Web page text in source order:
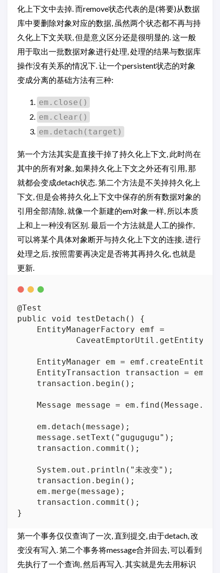
化上下文中去掉. 而remove状态代表的是(将要)从数据
库中要删除对象对应的数据, 虽然两个状态都不再与持
久化上下文关联, 但是意义区分还是很明显的. 这一般
用于取出一批数据对象进行处理, 处理的结果与数据库
操作没有关系的情况下. 让一个persistent状态的对象
变成分离的基础方法有三种:
em.close()
em.clear()
em.detach(target)
第一个方法其实是直接干掉了持久化上下文, 此时尚在
其中的所有对象, 如果持久化上下文之外还有引用, 那
就都会变成detach状态. 第二个方法是不关掉持久化上
下文, 但是会将持久化上下文中保存的所有数据对象的
引用全部清除, 就像一个新建的em对象一样, 所以本质
上和上一种没有区别. 最后一个方法就是人工的操作,
可以将某个具体对象断开与持久化上下文的连接, 进行
处理之后, 按照需要再决定是否将其再持久化, 也就是
更新.
@Test
public void testDetach() {
    EntityManagerFactory emf =
EntityManager em =
EntityTransaction transaction =
    transaction.begin();
Message message =
    em.detach(message);
    message.setText("gugugugu");
    transaction.commit();
    System.out.println("未改变");
    transaction.begin();
    em.merge(message);
    transaction.commit();
第一个事务仅仅查询了一次, 直到提交, 由于detach, 改
变没有写入. 第二个事务将message合并回去, 可以看到
先执行了一个查询, 然后再写入. 其实就是先去用标识